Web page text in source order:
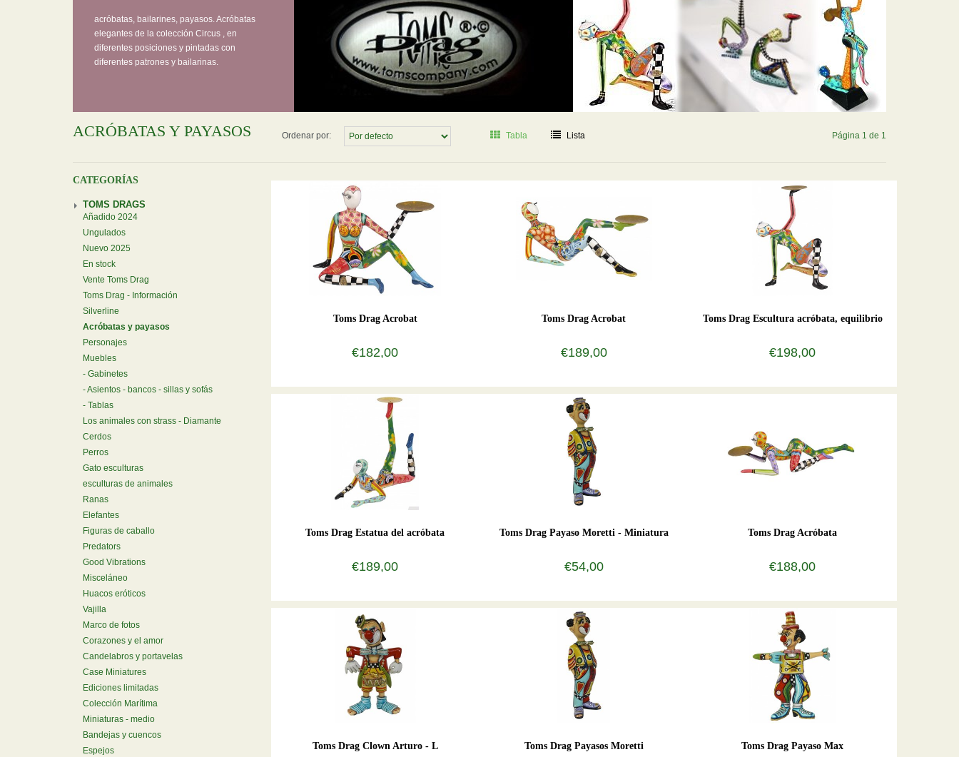
acróbatas, bailarines, payasos. Acróbatas
elegantes de la colección Circus , en
diferentes posiciones y pintadas con
diferentes patrones y bailarinas.
ACRÓBATAS Y PAYASOS Ordenar por: Tabla Lista Página 1 de 1
CATEGORÍAS
TOMS DRAGS
Añadido 2024
Ungulados
Nuevo 2025
En stock
Vente Toms Drag
Toms Drag - Información
Silverline
Acróbatas y payasos
Personajes
Muebles
Gabinetes
Asientos - bancos - sillas y sofás
Tablas
Los animales con strass - Diamante
Cerdos
Perros
Gato esculturas
esculturas de animales
Ranas
Elefantes
Figuras de caballo
Predators
Good Vibrations
Misceláneo
Huacos eróticos
Vajilla
Marco de fotos
Corazones y el amor
Candelabros y portavelas
Case Miniatures
Ediciones limitadas
Colección Marítima
Miniaturas - medio
Bandejas y cuencos
Espejos
Toms Drag Acrobat
€182,00
Toms Drag Acrobat
€189,00
Toms Drag Escultura acróbata, equilibrio
€198,00
Toms Drag Estatua del acróbata
€189,00
Toms Drag Payaso Moretti - Miniatura
€54,00
Toms Drag Acróbata
€188,00
Toms Drag Clown Arturo - L Toms Drag Payasos Moretti Toms Drag Payaso Max